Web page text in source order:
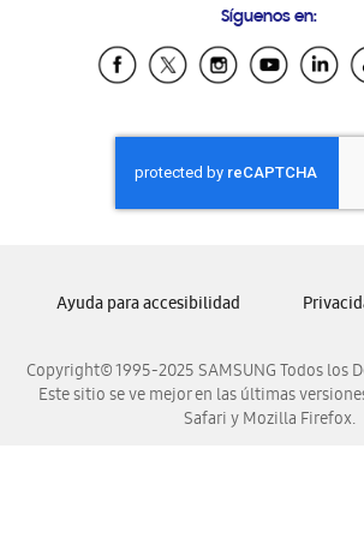
Samsung Ecuador
Samsung El Salvador
Samsung Honduras
Samsung Nicaragua
Samsung Panamá
Samsung Venezuela
Síguenos en:
Copyright© 1995-2025 SAMSUNG Todos los
Este sitio se ve mejor en las últimas
Safari y Mozilla Firefox.
Ayuda para accesibilidad